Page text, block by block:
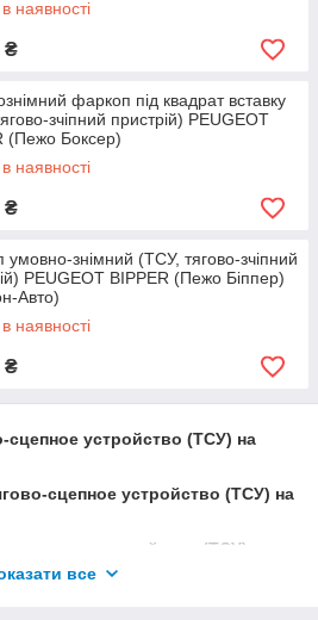
наявності
₴
фаркоп під квадрат вставку
зчіпний пристрій) PEUGEOT
(Пежо Боксер)
наявності
₴
умовно-знімний (ТСУ, тягово-зчіпний
PEUGEOT BIPPER (Пежо Біппер)
Авто)
наявності
₴
сцепное устройство (ТСУ) на
сцепное устройство (ТСУ) на
сцепное устройство (ТСУ) на
все